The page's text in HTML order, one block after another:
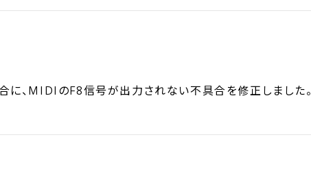
に、MIDIのF8信号が出力されない不具合を修正しました。